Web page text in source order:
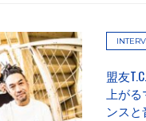
盟友
上がる
ンスと